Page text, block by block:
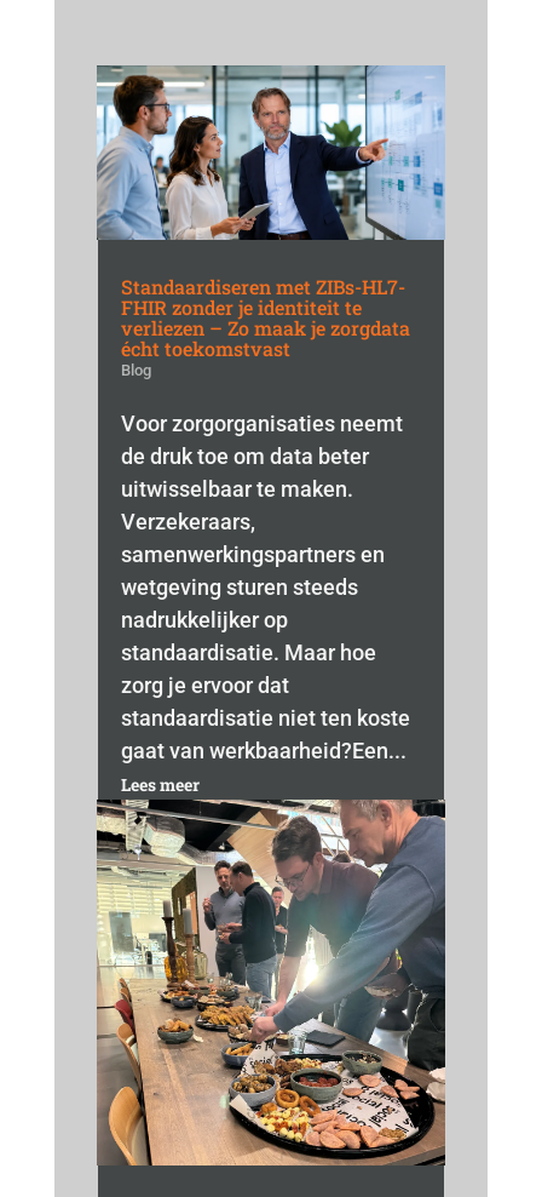
Standaardiseren met ZIBs-HL7-
FHIR zonder je identiteit te
verliezen – Zo maak je zorgdata
écht toekomstvast
Blog
Voor zorgorganisaties neemt
de druk toe om data beter
uitwisselbaar te maken.
Verzekeraars,
samenwerkingspartners en
wetgeving sturen steeds
nadrukkelijker op
standaardisatie. Maar hoe
zorg je ervoor dat
standaardisatie niet ten koste
gaat van werkbaarheid?Een...
Lees meer